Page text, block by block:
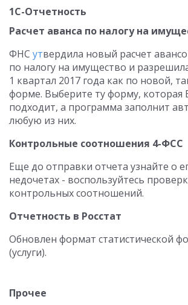
1С-Отчетность
Расчет аванса по налогу на
ФНС утвердила новый расчет
по налогу на имущество и
1 квартал 2017 года как по новой,
форме. Выберите ту форму,
подходит, а программа заполнит
любую из них.
Контрольные соотношения 4-ФСС
Еще до отправки отчета узнайте о
недочетах - воспользуйтесь
контрольных соотношений.
Отчетность в Росстат
Обновлен формат статистической
(услуги).
Прочее